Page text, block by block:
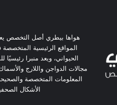
هواها بيطري أصل التخصص
المواقع الرئيسية المتخصصة
الحيواني، ويعد منبرا رئيسيًا
مجالات الدواجن واللارج
المعلومات المتخصصة
الأشكال